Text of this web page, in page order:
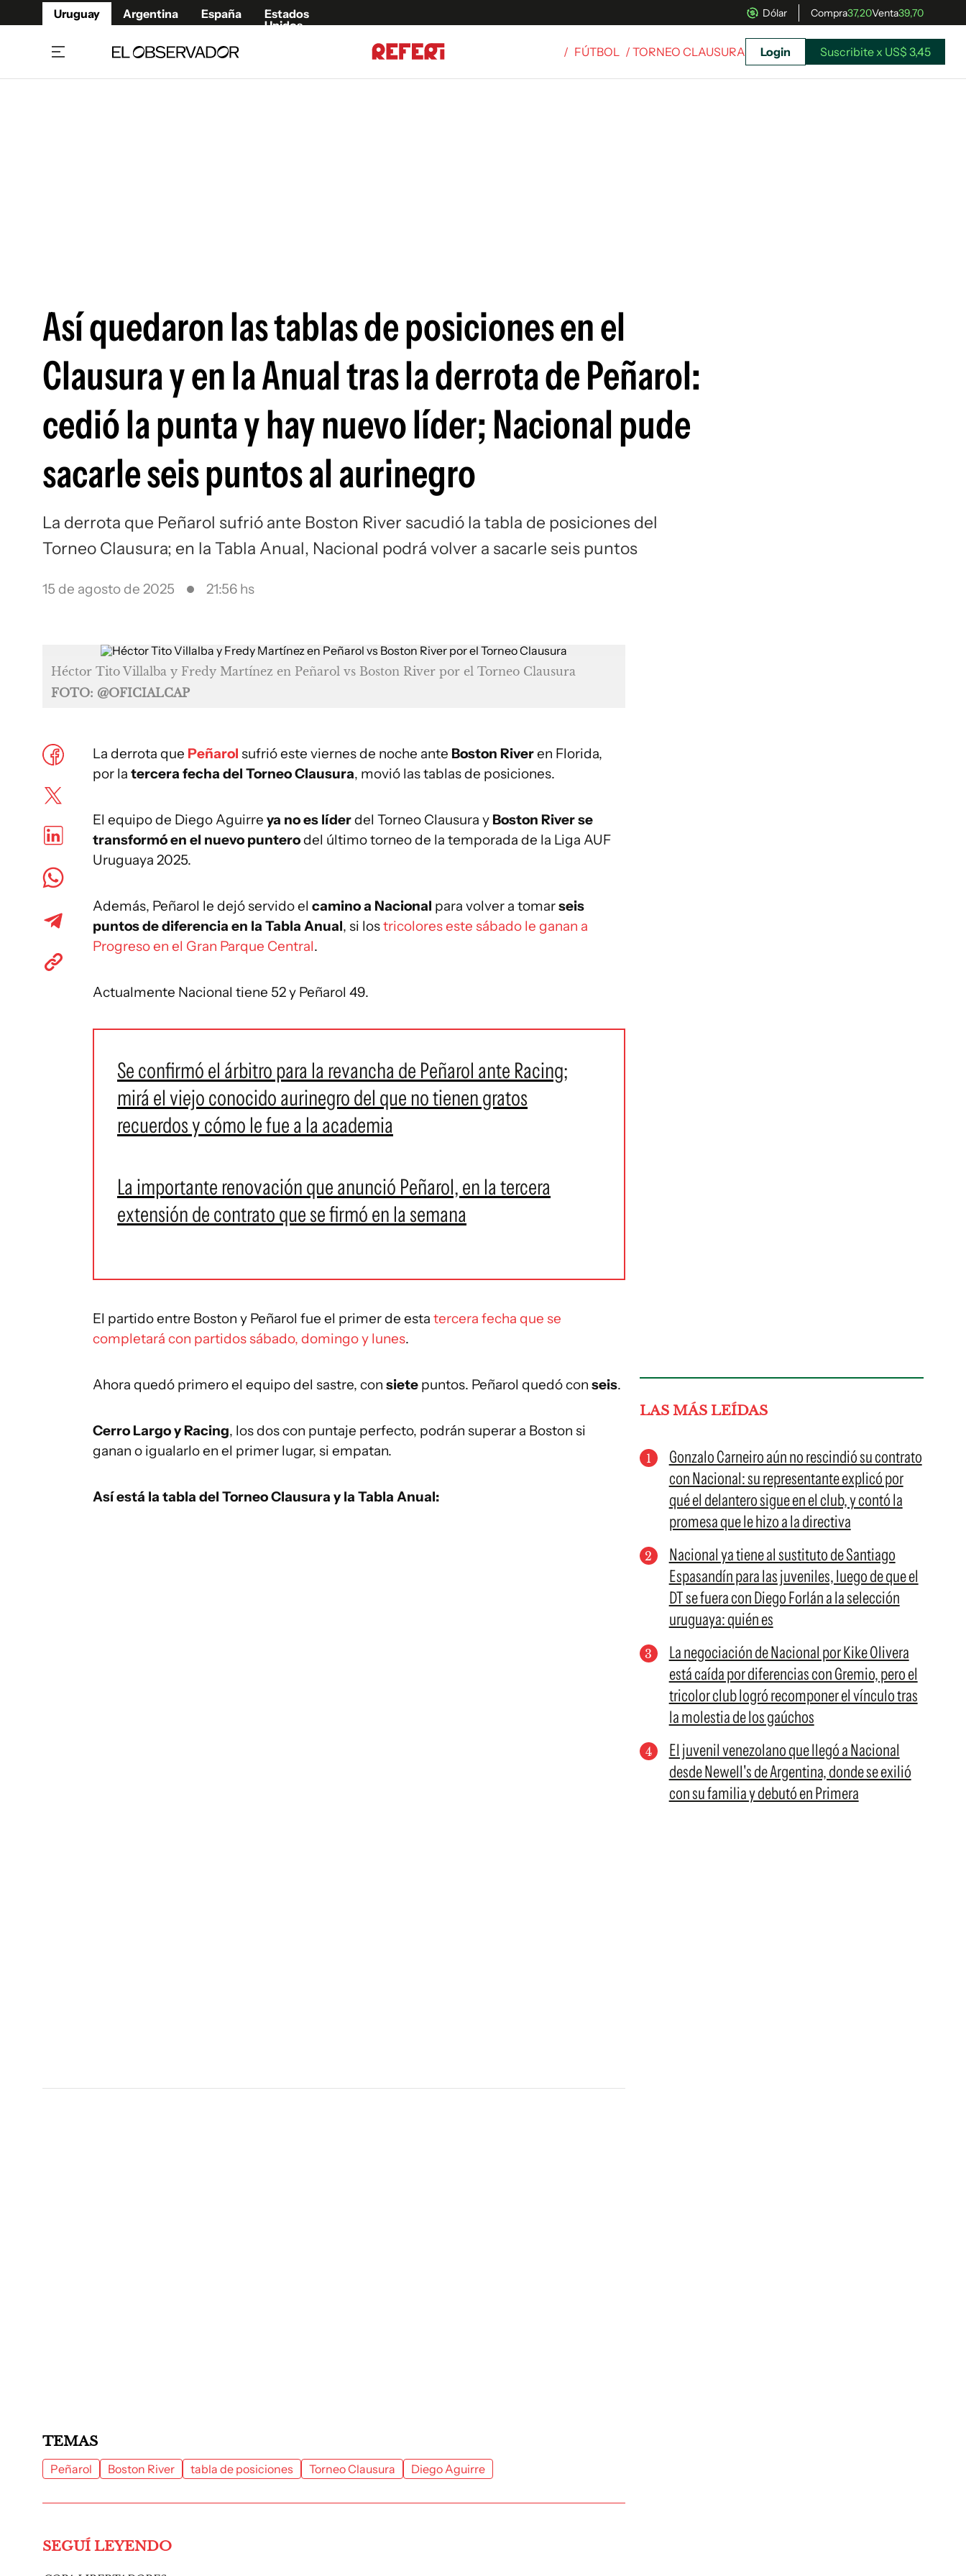
Uruguay Argentina España
Estados
Unidos
Dólar Compra37,20Venta39,70
Siguenos en:
/ FÚTBOL / TORNEO CLAUSURA Login Suscribite x US$ 3,45
Así quedaron las tablas de posiciones en el
Clausura y en la Anual tras la derrota de Peñarol:
cedió la punta y hay nuevo líder; Nacional pude
sacarle seis puntos al aurinegro
La derrota que Peñarol sufrió ante Boston River sacudió la tabla de posiciones del
Torneo Clausura; en la Tabla Anual, Nacional podrá volver a sacarle seis puntos
15 de agosto de 2025 21:56 hs
Héctor Tito Villalba y Fredy Martínez en Peñarol vs Boston River por el Torneo Clausura
FOTO: @OFICIALCAP
La derrota que Peñarol sufrió este viernes de noche ante Boston Riveren Florida,
por la tercera fecha del Torneo Clausura, movió las tablas de posiciones.
El equipo de Diego Aguirre ya no es líderdel Torneo Clausura y Boston River se
transformó en el nuevo punterodel último torneo de la temporada de la Liga AUF
Uruguaya 2025.
Además, Peñarol le dejó servido el camino a Nacional para volver a tomarseis
puntos de diferencia en la Tabla Anual, si lostricolores este sábado le ganan a
Progreso en el Gran Parque Central.
Actualmente Nacional tiene 52 y Peñarol 49.
Se confirmó el árbitro para la revancha de Peñarol ante Racing;
mirá el viejo conocido aurinegro del que no tienen gratos
recuerdos y cómo le fue a la academia
La importante renovación que anunció Peñarol, en la tercera
extensión de contrato que se firmó en la semana
El partido entre Boston y Peñarol fue el primer de esta tercera fecha que se
completará con partidos sábado, domingo y lunes.
Ahora quedó primero el equipo del sastre, con siete puntos. Peñarol quedó con seis.
Cerro Largo y Racing, los dos con puntaje perfecto, podrán superar a Boston si
ganan o igualarlo en el primer lugar, si empatan.
Así está la tabla del Torneo Clausura y la Tabla Anual:
LAS MÁS LEÍDAS
Gonzalo Carneiro aún no rescindió su contrato
con Nacional: su representante explicó por
qué el delantero sigue en el club, y contó la
promesa que le hizo a la directiva
Nacional ya tiene al sustituto de Santiago
Espasandín para las juveniles, luego de que el
DT se fuera con Diego Forlán a la selección
uruguaya: quién es
La negociación de Nacional por Kike Olivera
está caída por diferencias con Gremio, pero el
tricolor club logró recomponer el vínculo tras
la molestia de los gaúchos
El juvenil venezolano que llegó a Nacional
desde Newell's de Argentina, donde se exilió
con su familia y debutó en Primera
TEMAS
Peñarol Boston River tabla de posiciones Torneo Clausura Diego Aguirre
SEGUÍ LEYENDO